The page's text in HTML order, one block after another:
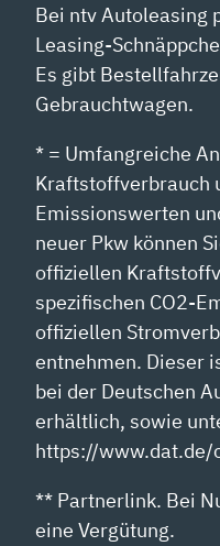
Bei ntv Autoleasing
Leasing-
Es gibt
Gebrauchtwagen.
* = Umfangreiche
Kraftstoffverbrauch
Emissionswerten
neuer Pkw können
offiziellen
spezifischen CO2-
offiziellen
entnehmen. Dieser
bei der Deutschen
erhältlich, sowie
https://www.dat.de/
** Partnerlink. Bei
eine Vergütung.